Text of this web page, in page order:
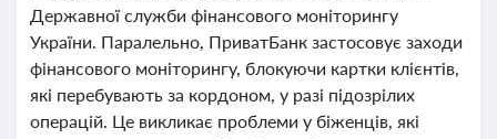
Державної служби фінансового моніторингу
України. Паралельно, ПриватБанк застосовує заходи
фінансового моніторингу, блокуючи картки клієнтів,
які перебувають за кордоном, у разі підозрілих
операцій. Це викликає проблеми у біженців, які